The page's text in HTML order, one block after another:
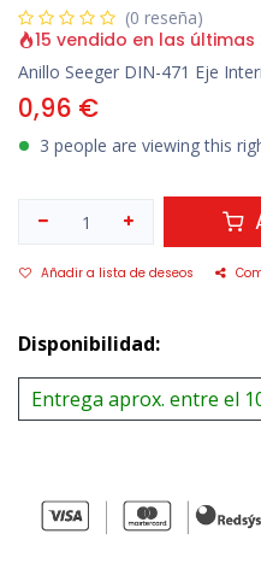
(0 reseña)
15 vendido en las últimas
Anillo Seeger DIN-471 Eje
0,96 €
3 people are viewing this
Añadir a lista de deseos
Disponibilidad:
Entrega aprox. entre el